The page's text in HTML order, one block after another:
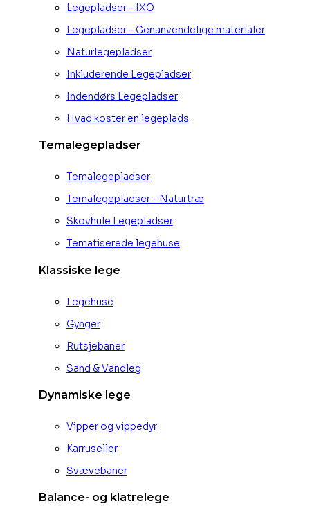
Legepladser – IXO
Legepladser – Genanvendelige materialer
Naturlegepladser
Inkluderende Legepladser
Indendørs Legepladser
Hvad koster en legeplads
Temalegepladser
Temalegepladser
Temalegepladser - Naturtræ
Skovhule Legepladser
Tematiserede legehuse
Klassiske lege
Legehuse
Gynger
Rutsjebaner
Sand & Vandleg
Dynamiske lege
Vipper og vippedyr
Karruseller
Svævebaner
Balance- og klatrelege